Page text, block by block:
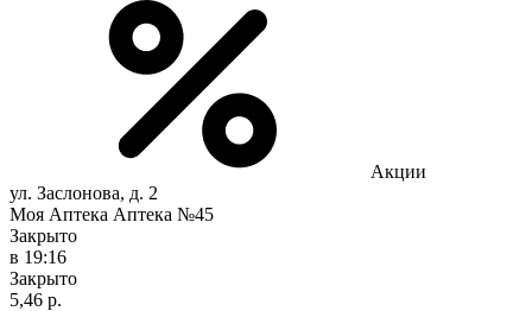
Акции
ул. Заслонова, д. 2
Моя Аптека Аптека №45
Закрыто
в 19:16
Закрыто
5,46 р.